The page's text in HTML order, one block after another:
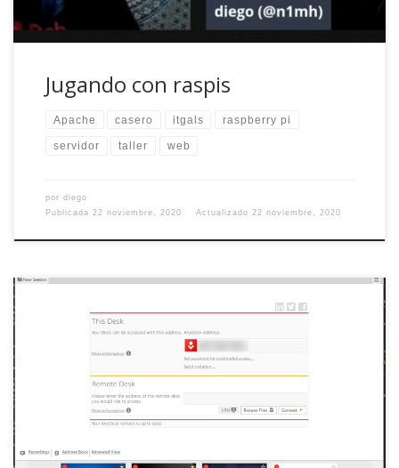
Jugando con raspis
Apache casero itgals raspberry pi
servidor taller web
por diego
Publicada 22 noviembre, 2020 Actualizado 22 noviembre, 2020
No nos engañemos, si lees esto muy probablemente seas
el soporte informático de alguien. En mi caso particular,
soy el soporte informático de familia y amigos en dos
países y cinco comunidades autónomas y lo decirles
«mejor me conecto y lo miro» es ya un clásico, tanto que